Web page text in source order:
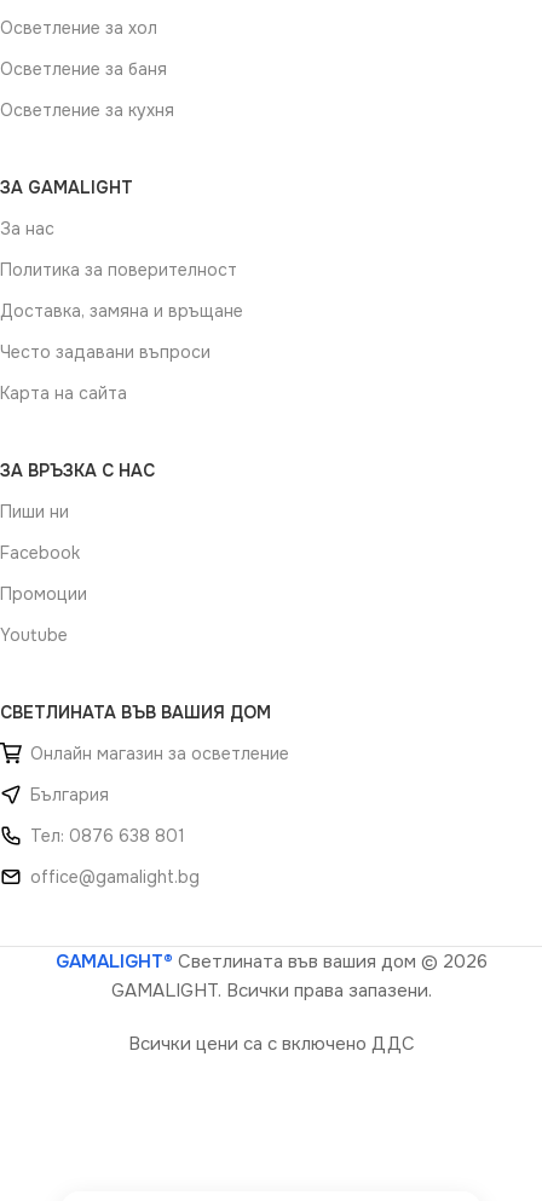
Осветление за хол
Осветление за баня
Осветление за кухня
ЗА GAMALIGHT
За нас
Политика за поверителност
Доставка, замяна и връщане
Често задавани въпроси
Карта на сайта
ЗА ВРЪЗКА С НАС
Пиши ни
Facebook
Промоции
Youtube
СВЕТЛИНАТА ВЪВ ВАШИЯ ДОМ
Онлайн магазин за осветление
България
Тел: 0876 638 801
office@gamalight.bg
GAMALIGHT® Светлината във вашия дом © 2026
GAMALIGHT. Всички права запазени.
Всички цени са с включено ДДС